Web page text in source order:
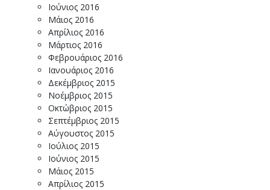
Ιούνιος 2016
Μάιος 2016
Απρίλιος 2016
Μάρτιος 2016
Φεβρουάριος 2016
Ιανουάριος 2016
Δεκέμβριος 2015
Νοέμβριος 2015
Οκτώβριος 2015
Σεπτέμβριος 2015
Αύγουστος 2015
Ιούλιος 2015
Ιούνιος 2015
Μάιος 2015
Απρίλιος 2015